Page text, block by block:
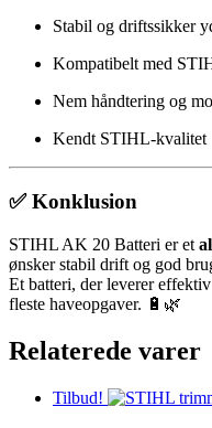
Stabil og driftssikker
Kompatibelt med
Nem håndtering og
Kendt STIHL-kvalitet
✅ Konklusion
STIHL AK 20 Batteri er et
ønsker stabil drift og god
Et batteri, der leverer
fleste haveopgaver. 🔋🌿
Relaterede varer
Tilbud!